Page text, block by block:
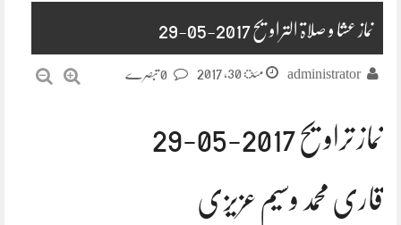
نماز عشا و صلاۃ التراویح 2017-05-29
administrator مئ 30, 2017
نماز تراویح 2017-05-29
قاری محمد وسیم عزیزی